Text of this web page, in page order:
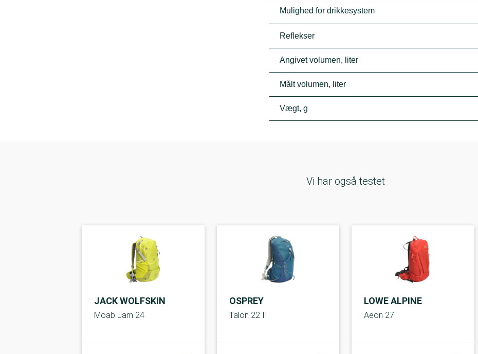
Mulighed for drikkesystem
Reflekser
Angivet volumen, liter
Målt volumen, liter
Vægt, g
Vi har også testet
JACK WOLFSKIN
Moab Jam 24
OSPREY
Talon 22 II
LOWE ALPINE
Aeon 27